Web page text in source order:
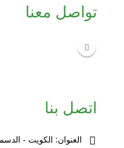
تواصل معنا
اتصل بنا
العنوان: الكويت - الدسمة , قطعة